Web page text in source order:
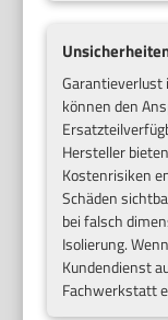
Garantieverlust
können den
Hersteller
Kostenrisiken
Schäden
bei falsch
Isolierung.
Kundendienst
Fachwerkstatt